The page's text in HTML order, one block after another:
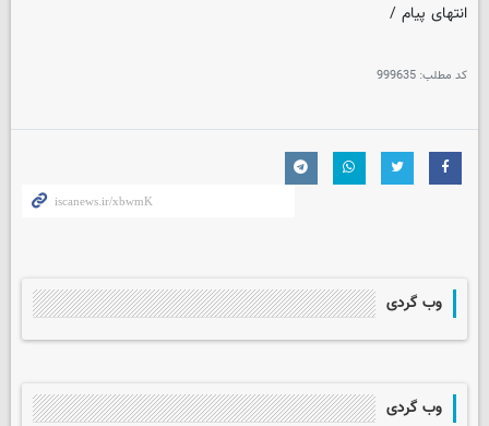
انتهای پیام /
کد مطلب: 999635
وب گردی
وب گردی